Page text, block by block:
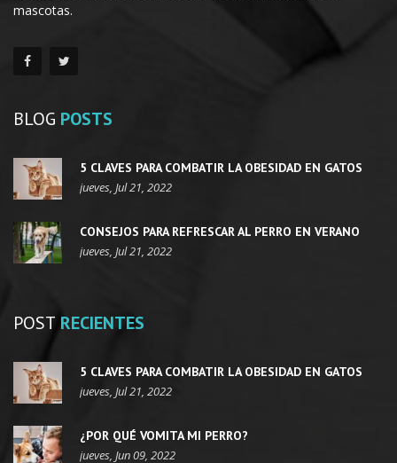
mascotas.
BLOG POSTS
5 CLAVES PARA COMBATIR LA OBESIDAD EN GATOS
jueves, Jul 21, 2022
CONSEJOS PARA REFRESCAR AL PERRO EN VERANO
jueves, Jul 21, 2022
POST RECIENTES
5 CLAVES PARA COMBATIR LA OBESIDAD EN GATOS
jueves, Jul 21, 2022
¿POR QUÉ VOMITA MI PERRO?
jueves, Jun 09, 2022